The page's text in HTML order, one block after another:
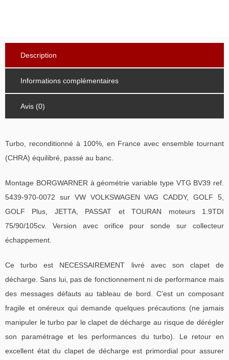
Description
Informations complémentaires
Avis (0)
Turbo, reconditionné à 100%, en France avec ensemble tournant
(CHRA) équilibré, passé au banc.
Montage BORGWARNER à géométrie variable type VTG BV39 ref.
5439-970-0072 sur VW VOLKSWAGEN VAG CADDY, GOLF 5,
GOLF Plus, JETTA, PASSAT et TOURAN moteurs 1.9TDI
75/90/105cv. Version avec orifice pour sonde sur collecteur
échappement.
Ce turbo est NECESSAIREMENT livré avec son clapet de
décharge. Sans lui, pas de fonctionnement ni de performance mais
des messages défauts au tableau de bord. C’est un composant
fragile et onéreux qui demande quelques précautions (ne jamais
manipuler le turbo par le clapet de décharge au risque de dérégler
son paramétrage et les performances du turbo). Le retour en
excellent état du clapet de décharge est primordial pour assurer